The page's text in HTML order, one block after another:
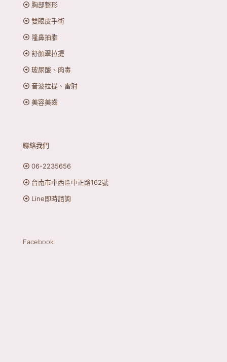
胸部整形
雙眼皮手術
隆鼻抽脂
舒顏翠拉提
玻尿酸、肉毒
音波拉提、雷射
美容美齒
聯絡我們
06-2235656
台南市中西區中正路162號
Line即時諮詢
Facebook